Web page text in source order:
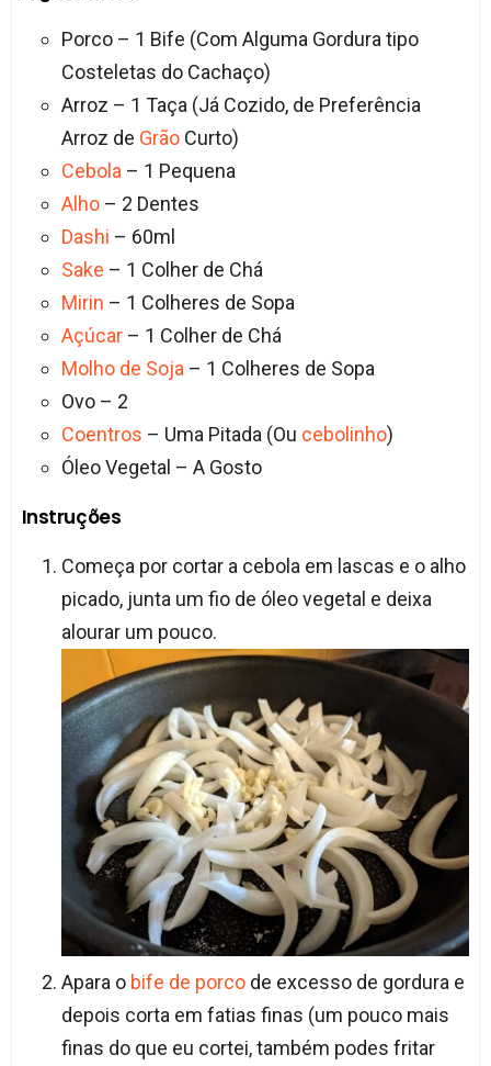
Porco – 1 Bife (Com Alguma Gordura tipo
Costeletas do Cachaço)
Arroz – 1 Taça (Já Cozido, de Preferência
Arroz de GrãoCurto)
Cebola– 1 Pequena
Alho– 2 Dentes
Dashi – 60ml
Sake – 1 Colher de Chá
Mirin – 1 Colheres de Sopa
Açúcar– 1 Colher de Chá
Molho de Soja– 1 Colheres de Sopa
Ovo – 2
Coentros – Uma Pitada (Ou cebolinho)
Óleo Vegetal – A Gosto
Instruções
Começa por cortar a cebola em lascas e o alho
picado, junta um fio de óleo vegetal e deixa
alourar um pouco.
Apara o bife de porcode excesso de gordura e
depois corta em fatias finas (um pouco mais
finas do que eu cortei, também podes fritar